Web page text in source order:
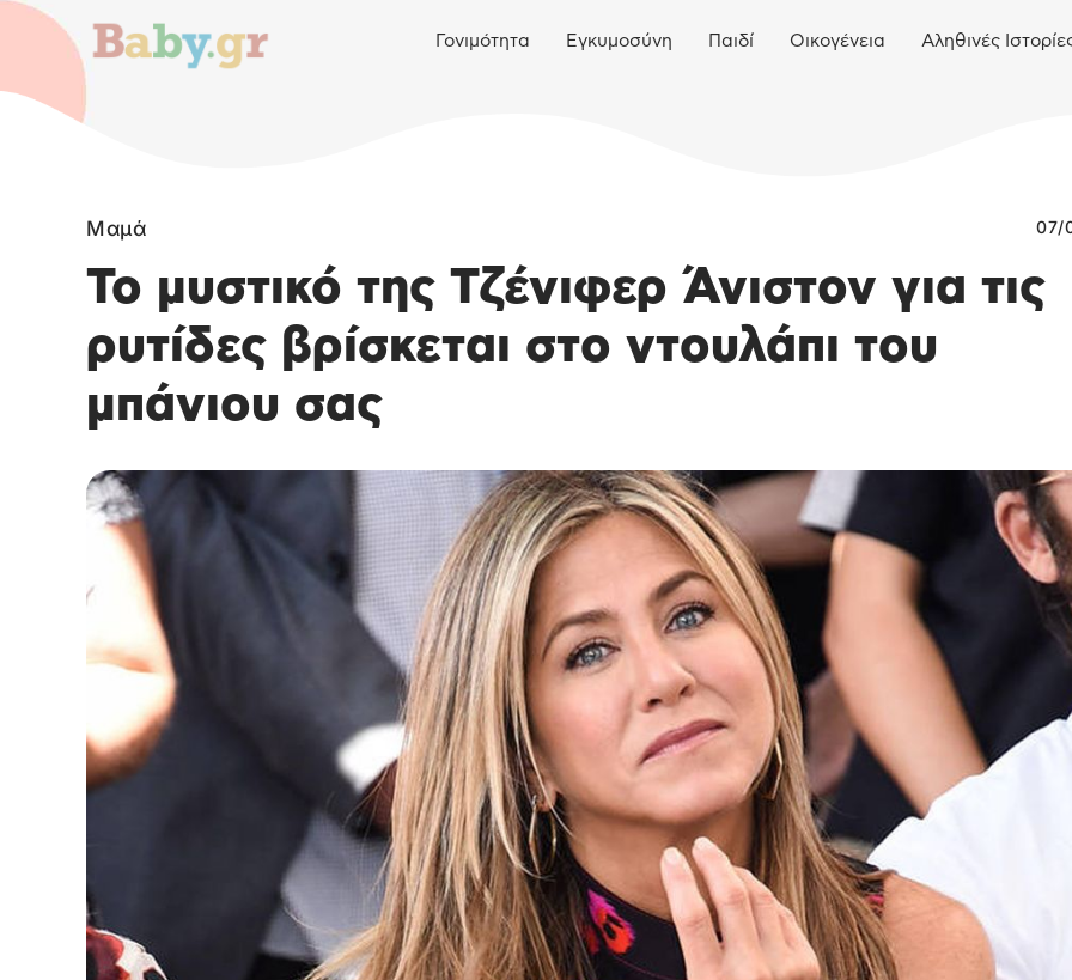
Γονιμότητα Εγκυμοσύνη Παιδί Οικογένεια Αληθινές
Μαμά 07/
Το μυστικό της Τζένιφερ Άνιστον για τις
ρυτίδες βρίσκεται στο ντουλάπι του
μπάνιου σας